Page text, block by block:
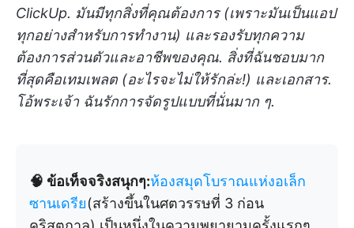
ClickUp. มันมีทุกสิ่งที่คุณต้องการ (เพราะมันเป็นแอป
ทุกอย่างสำหรับการทำงาน) และรองรับทุกความ
ต้องการส่วนตัวและอาชีพของคุณ. สิ่งที่ฉันชอบมาก
ที่สุดคือเทมเพลต (อะไรจะไม่ให้รักล่ะ!) และเอกสาร.
โอ้พระเจ้า ฉันรักการจัดรูปแบบที่นั่นมาก ๆ.
🧠 ข้อเท็จจริงสนุกๆ:ห้องสมุดโบราณแห่งอเล็ก
ซานเดรีย(สร้างขึ้นในศตวรรษที่ 3 ก่อน